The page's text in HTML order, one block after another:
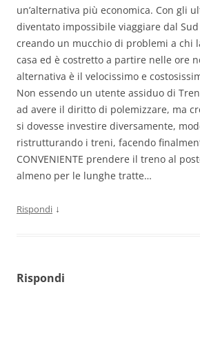
un’alternativa più economica. Con gli
diventato impossibile viaggiare dal
creando un mucchio di problemi a chi
casa ed è costretto a partire nelle ore
alternativa è il velocissimo e
Non essendo un utente assiduo di
ad avere il diritto di polemizzare, ma
si dovesse investire diversamente,
ristrutturando i treni, facendo
CONVENIENTE prendere il treno al
almeno per le lunghe tratte…
Rispondi ↓
Rispondi